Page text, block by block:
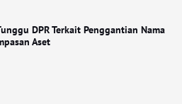
DPR Terkait Penggantian Nama
Aset